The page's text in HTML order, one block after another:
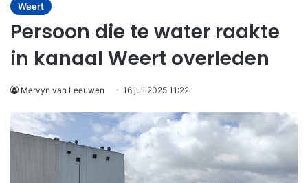
Weert
Persoon die te water raakte
in kanaal Weert overleden
Mervyn van Leeuwen 16 juli 2025 11:22